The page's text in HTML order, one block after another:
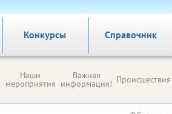
Справочник
Конкурсы
Наши
мероприятия
Важная
информация! Происшествия